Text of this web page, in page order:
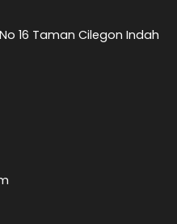
16 Taman Cilegon Indah